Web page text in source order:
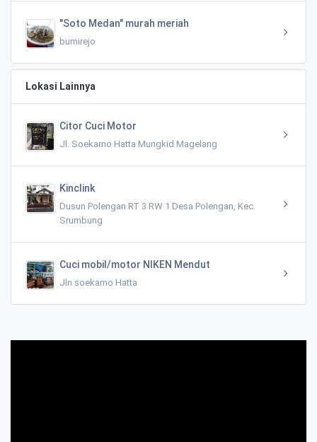
"Soto Medan" murah meriah
bumirejo
Lokasi Lainnya
Citor Cuci Motor
Jl. Soekarno Hatta Mungkid Magelang
Kinclink
Dusun Polengan RT 3 RW 1 Desa Polengan, Kec.
Srumbung
Cuci mobil/motor NIKEN Mendut
Jln soekarno Hatta